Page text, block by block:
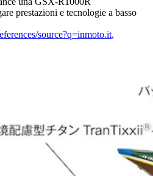
prestazioni e tecnologie a basso
source?q=inmoto.it,